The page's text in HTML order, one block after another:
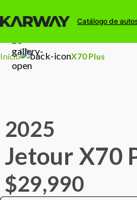
Catálogo de
Inicio X70 Plus
2025
Jetour X70
$29,990